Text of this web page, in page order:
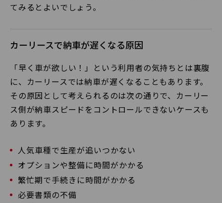
てみるとよいでしょう。
カーリースで納車が遅くなる原因
「早く車が欲しい！」という利用者の気持ちとは裏腹
に、カーリースでは納車が遅くなることもあります。
その原因として考えられるのは次の通りで、カーリー
ス側が納車スピードをコントロールできないケースも
あります。
人気車種で生産が追いつかない
オプションや整備に時間がかかる
繁忙期で手続きに時間がかかる
必要書類の不備